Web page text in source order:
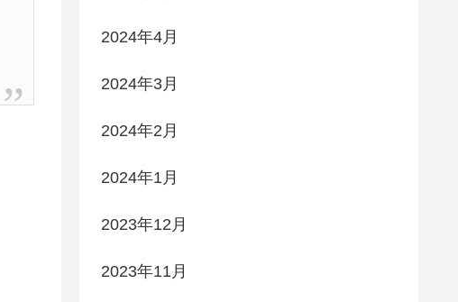
2024年4月
2024年3月
2024年2月
2024年1月
2023年12月
2023年11月